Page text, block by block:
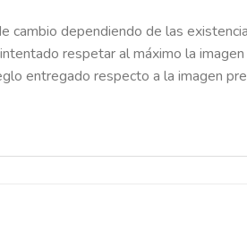
cambio dependiendo de las
respetar al máximo la imagen
entregado respecto a la imagen